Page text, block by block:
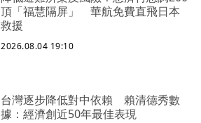
頂「福慧隔屏」 華航免費直飛日本
救援
2026.08.04 19:10
台灣逐步降低對中依賴 賴清德秀數
據：經濟創近50年最佳表現